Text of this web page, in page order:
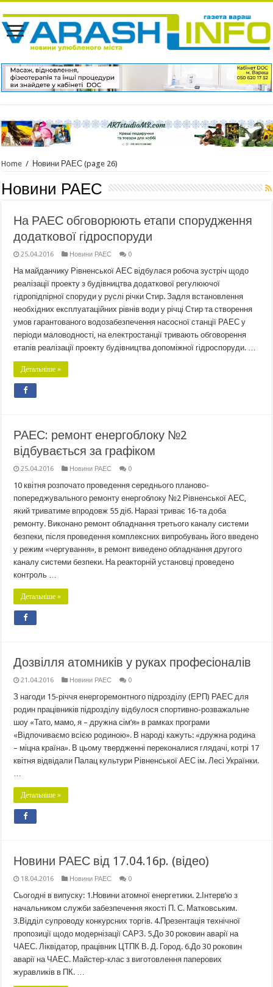
Home / Новини РАЕС (page 26)
Новини РАЕС
На РАЕС обговорюють етапи спорудження
додаткової гідроспоруди
25.04.2016 Новини РАЕС 0
На майданчику Рівненської АЕС відбулася робоча зустріч щодо
реалізації проекту з будівництва додаткової регулюючої
гідропідпірної споруди у руслі річки Стир. Задля встановлення
необхідних експлуатаційних рівнів води у річці Стир та створення
умов гарантованого водозабезпечення насосної станції РАЕС у
періоди маловодності, на електростанції тривають обговорення
етапів реалізації проекту будівництва допоміжної гідроспоруди. …
Детальніше »
РАЕС: ремонт енергоблоку №2
відбувається за графіком
25.04.2016 Новини РАЕС 0
10 квітня розпочато проведення середнього планово-
попереджувального ремонту енергоблоку №2 Рівненської АЕС,
який триватиме впродовж 55 діб. Наразі триває 16-та доба
ремонту. Виконано ремонт обладнання третього каналу системи
безпеки, після проведення комплексних випробувань його введено
у режим «чергування», в ремонт виведено обладнання другого
каналу системи безпеки. На реакторній установці проведено
контроль …
Детальніше »
Дозвілля атомників у руках професіоналів
21.04.2016 Новини РАЕС 0
З нагоди 15-річчя енергоремонтного підрозділу (ЕРП) РАЕС для
родин працівників підрозділу відбулося спортивно-розважальне
шоу «Тато, мамо, я – дружна сім’я» в рамках програми
«Відпочиваємо всією родиною». В народі кажуть: «дружна родина
– міцна країна». В цьому твердженні переконалися глядачі, котрі 17
квітня відвідали Палац культури Рівненської АЕС ім. Лесі Українки.
…
Детальніше »
Новини РАЕС від 17.04.16р. (відео)
18.04.2016 Новини РАЕС 0
Сьогодні в випуску: 1.Новини атомної енергетики. 2.Інтерв’ю з
начальником служби забезпечення якості П. С. Матковським.
3.Відділ супроводу конкурсних торгів. 4.Презентація технічної
пропозиції щодо модернізації САРЗ. 5.До 30 роковин аварії на
ЧАЕС. Ліквідатор, працівник ЦТПК В. Д. Город. 6.До 30 роковин
аварії на ЧАЕС. Майстер-клас з виготовлення паперових
журавликів в ПК. …